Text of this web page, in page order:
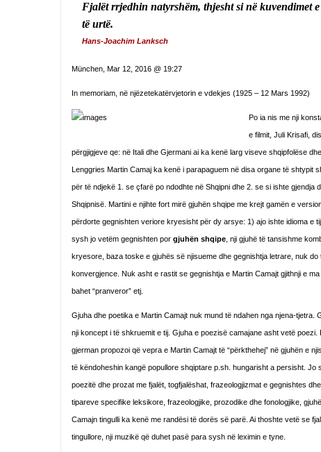
Fjalët rrjedhin natyrshëm, thjesht si në kuvendimet e
të urtë.
Hans-Joachim Lanksch
München, Mar 12, 2016 @ 19:27
In memoriam, në njëzetekatërvjetorin e vdekjes (1925 – 12 Mars 1992)
Po ia nis me nji
e filmit, Juli Krisafi,
përgjigjeve qe: në Itali dhe Gjermani ai ka kenë larg viseve shqipfolëse
Lenggries Martin Camaj ka kenë i parapaguem në disa organe të shtypit
për të ndjekë 1. se çfarë po ndodhte në Shqipni dhe 2. se si ishte
Shqipnisë. Martini e njihte fort mirë gjuhën shqipe me krejt gamën e
përdorte gegnishten veriore kryesisht për dy arsye: 1) ajo ishte idioma e
sysh jo vetëm gegnishten por gjuhën shqipe , nji gjuhë të tansishme
kryesore, baza toske e gjuhës së njisueme dhe gegnishtja letrare, nuk
konvergjence. Nuk asht e rastit se gegnishtja e Martin Camajt gjithnji e ma
bahet “pranveror” etj.
Gjuha dhe poetika e Martin Camajt nuk mund të ndahen nga njena-
nji koncept i të shkruemit e tij. Gjuha e poezisë camajane asht vetë poezi.
gjerman propozoi që vepra e Martin Camajt të “përkthehej” në gjuhën e
të këndoheshin kangë popullore shqiptare p.sh. hungarisht a persisht.
poezitë dhe prozat me fjalët, togfjalëshat, frazeologjizmat e gegnishtes
tipareve specifike leksikore, frazeologjike, prozodike dhe fonologjike,
Camajn tingulli ka kenë me randësi të dorës së parë. Ai thoshte vetë se
tingullore, nji muzikë që duhet pasë para sysh në leximin e tyne.